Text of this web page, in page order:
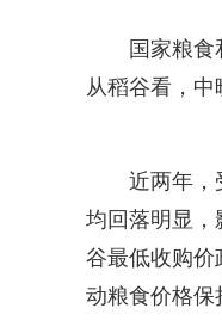
国家粮
从稻谷看，中
近两年，
均回落明显，
谷最低收购价
动粮食价格保